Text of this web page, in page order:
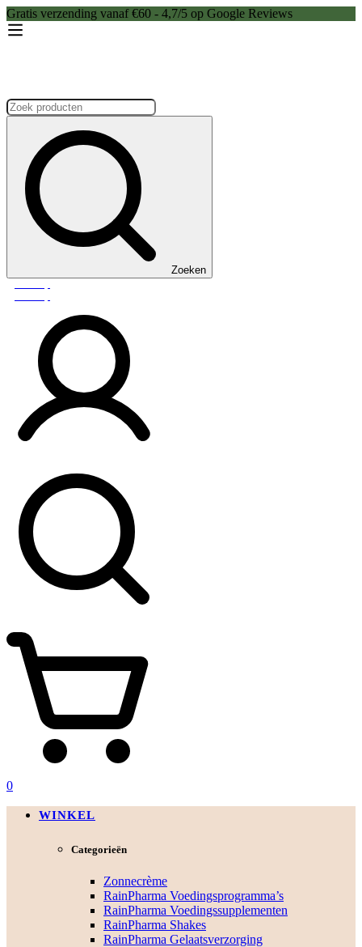
Gratis verzending vanaf €60 - 4,7/5 op Google Reviews
Zoeken:
Zoeken
0
WINKEL
Categorieën
Zonnecrème
RainPharma Voedingsprogramma’s
RainPharma Voedingssupplementen
RainPharma Shakes
RainPharma Gelaatsverzorging